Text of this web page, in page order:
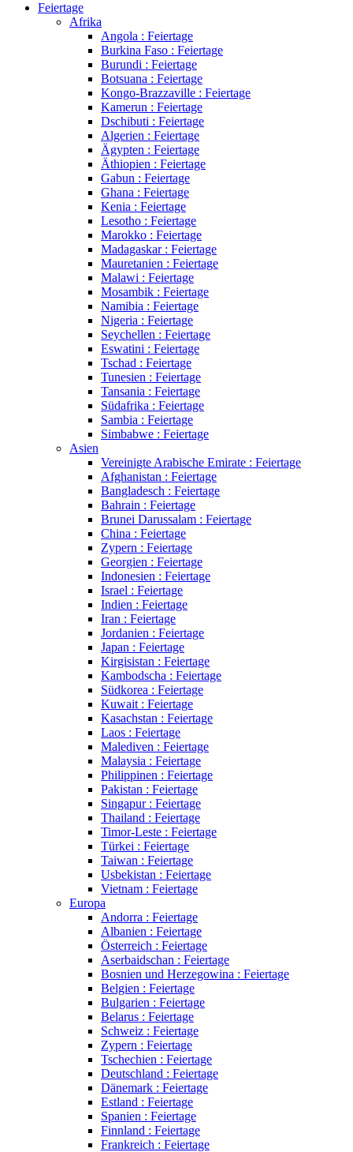
Feiertage
Afrika
Angola : Feiertage
Burkina Faso : Feiertage
Burundi : Feiertage
Botsuana : Feiertage
Kongo-Brazzaville : Feiertage
Kamerun : Feiertage
Dschibuti : Feiertage
Algerien : Feiertage
Ägypten : Feiertage
Äthiopien : Feiertage
Gabun : Feiertage
Ghana : Feiertage
Kenia : Feiertage
Lesotho : Feiertage
Marokko : Feiertage
Madagaskar : Feiertage
Mauretanien : Feiertage
Malawi : Feiertage
Mosambik : Feiertage
Namibia : Feiertage
Nigeria : Feiertage
Seychellen : Feiertage
Eswatini : Feiertage
Tschad : Feiertage
Tunesien : Feiertage
Tansania : Feiertage
Südafrika : Feiertage
Sambia : Feiertage
Simbabwe : Feiertage
Asien
Vereinigte Arabische Emirate : Feiertage
Afghanistan : Feiertage
Bangladesch : Feiertage
Bahrain : Feiertage
Brunei Darussalam : Feiertage
China : Feiertage
Zypern : Feiertage
Georgien : Feiertage
Indonesien : Feiertage
Israel : Feiertage
Indien : Feiertage
Iran : Feiertage
Jordanien : Feiertage
Japan : Feiertage
Kirgisistan : Feiertage
Kambodscha : Feiertage
Südkorea : Feiertage
Kuwait : Feiertage
Kasachstan : Feiertage
Laos : Feiertage
Malediven : Feiertage
Malaysia : Feiertage
Philippinen : Feiertage
Pakistan : Feiertage
Singapur : Feiertage
Thailand : Feiertage
Timor-Leste : Feiertage
Türkei : Feiertage
Taiwan : Feiertage
Usbekistan : Feiertage
Vietnam : Feiertage
Europa
Andorra : Feiertage
Albanien : Feiertage
Österreich : Feiertage
Aserbaidschan : Feiertage
Bosnien und Herzegowina : Feiertage
Belgien : Feiertage
Bulgarien : Feiertage
Belarus : Feiertage
Schweiz : Feiertage
Zypern : Feiertage
Tschechien : Feiertage
Deutschland : Feiertage
Dänemark : Feiertage
Estland : Feiertage
Spanien : Feiertage
Finnland : Feiertage
Frankreich : Feiertage